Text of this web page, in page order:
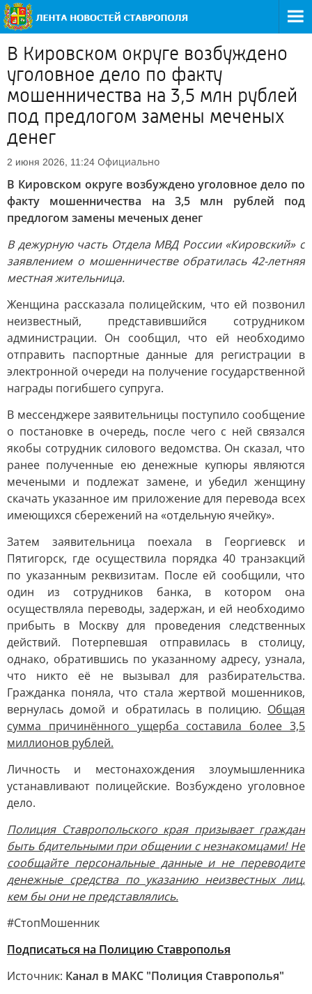
В Кировском округе возбуждено
уголовное дело по факту
мошенничества на 3,5 млн рублей
под предлогом замены меченых
денег
2 июня 2026, 11:24 Официально
В Кировском округе возбуждено уголовное дело по
факту мошенничества на 3,5 млн рублей под
предлогом замены меченых денег
В дежурную часть Отдела МВД России «Кировский» с
заявлением о мошенничестве обратилась 42-летняя
местная жительница.
Женщина рассказала полицейским, что ей позвонил
неизвестный, представившийся сотрудником
администрации. Он сообщил, что ей необходимо
отправить паспортные данные для регистрации в
электронной очереди на получение государственной
награды погибшего супруга.
В мессенджере заявительницы поступило сообщение
о постановке в очередь, после чего с ней связался
якобы сотрудник силового ведомства. Он сказал, что
ранее полученные ею денежные купюры являются
мечеными и подлежат замене, и убедил женщину
скачать указанное им приложение для перевода всех
имеющихся сбережений на «отдельную ячейку».
Затем заявительница поехала в Георгиевск и
Пятигорск, где осуществила порядка 40 транзакций
по указанным реквизитам. После ей сообщили, что
один из сотрудников банка, в котором она
осуществляла переводы, задержан, и ей необходимо
прибыть в Москву для проведения следственных
действий. Потерпевшая отправилась в столицу,
однако, обратившись по указанному адресу, узнала,
что никто её не вызывал для разбирательства.
Гражданка поняла, что стала жертвой мошенников,
вернулась домой и обратилась в полицию. Общая
сумма причинённого ущерба составила более 3,5
миллионов рублей.
Личность и местонахождения злоумышленника
устанавливают полицейские. Возбуждено уголовное
дело.
Полиция Ставропольского края призывает граждан
быть бдительными при общении с незнакомцами! Не
сообщайте персональные данные и не переводите
денежные средства по указанию неизвестных лиц,
кем бы они не представлялись.
#СтопМошенник
Подписаться на Полицию Ставрополья
Источник: Канал в МАКС "Полиция Ставрополья"